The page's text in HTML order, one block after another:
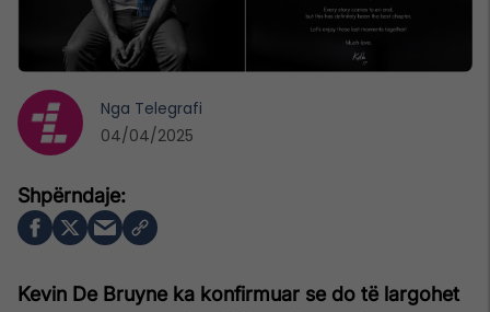
Kevin De Bruyne ka konfirmuar se do të largohet
Nga Telegrafi
04/04/2025